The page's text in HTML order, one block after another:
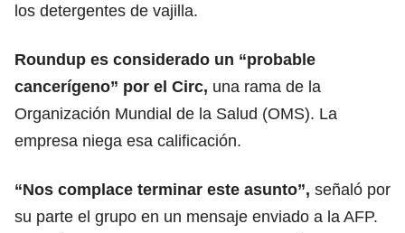
los detergentes de vajilla.
Roundup es considerado un “probable
cancerígeno” por el Circ, una rama de la
Organización Mundial de la Salud (OMS). La
empresa niega esa calificación.
“Nos complace terminar este asunto”, señaló por
su parte el grupo en un mensaje enviado a la AFP.